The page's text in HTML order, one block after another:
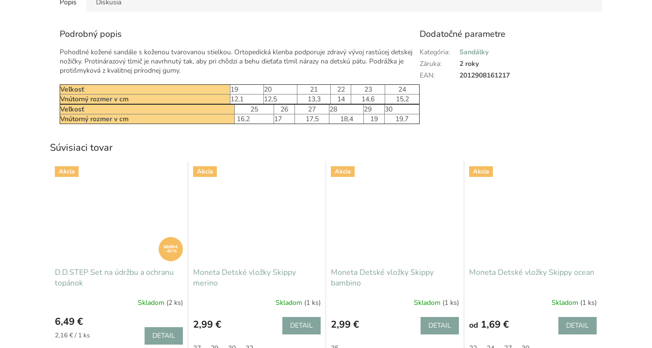
Popis Diskusia
Podrobný popis
Pohodlné kožené sandále s koženou tvarovanou stielkou. Ortopedická klenba podporuje zdravý vývoj rastúcej detskej
nožičky. Protinárazový tlmič je navrhnutý tak, aby pri chôdzi a behu dieťaťa tlmil nárazy na detskú pätu. Podrážka je
protišmyková z kvalitnej prírodnej gumy.
Veľkosť 19 20 21 22 23
24
Vnútorný rozmer v cm
12,1 12,5 13,3 14 14,6
15,2
Veľkosť
25 26 27 28 29
30
Vnútorný rozmer v cm
16,2 17 17,5 18,4 19 19,7
Dodatočné parametre
Kategória:
Sandálky
Záruka:
2 roky
EAN: 2012908161217
Súvisiaci tovar
Akcia
10,99 €
–40 %
D.D.STEP Set na údržbu a ochranu
topánok
Skladom (2 ks)
6,49 €
Jednotková
2,16 € / 1 ks DETAIL
Akcia
Moneta Detské vložky Skippy
merino
Skladom (1 ks)
2,99 € DETAIL
Akcia
Moneta Detské vložky Skippy
bambino
Skladom (1 ks)
2,99 € DETAIL
Akcia
Moneta Detské vložky Skippy ocean
Skladom (1 ks)
od 1,69 € DETAIL